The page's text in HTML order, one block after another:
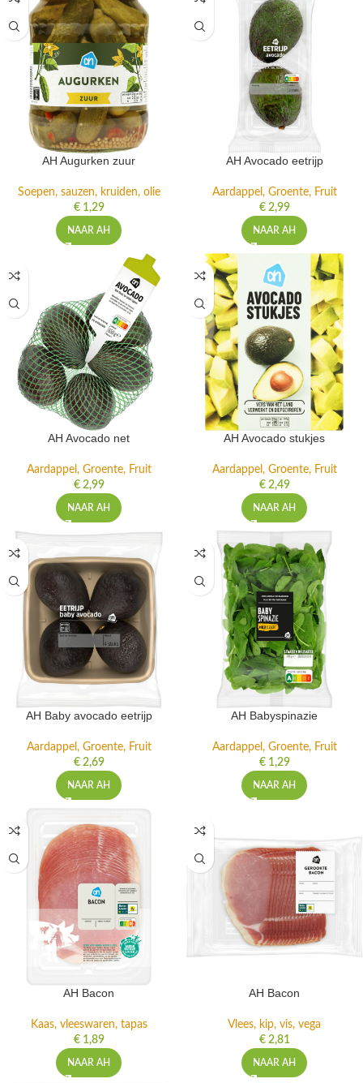
AH Augurken zuur
Soepen, sauzen, kruiden, olie
€1,29
NAAR AH
AH Avocado eetrijp
Aardappel, Groente, Fruit
€2,99
NAAR AH
AH Avocado net
Aardappel, Groente, Fruit
€2,99
NAAR AH
AH Avocado stukjes
Aardappel, Groente, Fruit
€2,49
NAAR AH
AH Baby avocado eetrijp
Aardappel, Groente, Fruit
€2,69
NAAR AH
AH Babyspinazie
Aardappel, Groente, Fruit
€1,29
NAAR AH
AH Bacon
Kaas, vleeswaren, tapas
€1,89
NAAR AH
AH Bacon
Vlees, kip, vis, vega
€2,81
NAAR AH